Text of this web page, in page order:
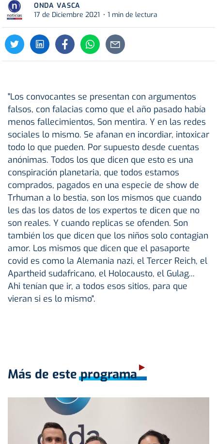
ONDA VASCA
17 de Diciembre 2021
1 min de lectura
"Los convocantes se presentan con argumentos
falsos, con falacias como que el año pasado había
menos fallecimientos, Son mentira. Y en las redes
sociales lo mismo. Se afanan en incordiar, intoxicar
todo lo que pueden. Por supuesto desde cuentas
anónimas. Todos los que dicen que esto es una
conspiración planetaria, que todos estamos
comprados, pagados en una especie de show de
Trhuman a lo bestia, son los mismos que cuando
les das los datos de los expertos te dicen que no
son reales. Y cuando replicas se ofenden. Son
también los que dicen que los niños solo contagian
amor. Los mismos que dicen que el pasaporte
covid es como la Alemania nazi, el Tercer Reich, el
Apartheid sudafricano, el Holocausto, el Gulag...
Ahi tenían que ir, a todos esos sitios, para que
vieran si es lo mismo".
Más de este programa